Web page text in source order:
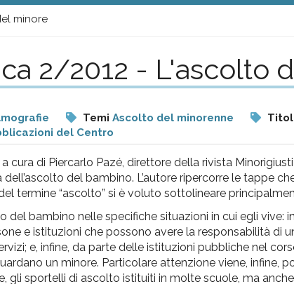
minore
2/2012 - L'ascolto
Temi Ascolto del minorenne
del Centro
cura di Piercarlo Pazé, direttore della rivista
del bambino. L’autore ripercorre le tappe
termine “ascolto” si è voluto sottolineare
del bambino nelle specifiche situazioni in cui egli vive:
e istituzioni che possono avere la responsabilità di
e, infine, da parte delle istituzioni pubbliche nel
un minore. Particolare attenzione viene, infine,
sportelli di ascolto istituiti in molte scuole, ma